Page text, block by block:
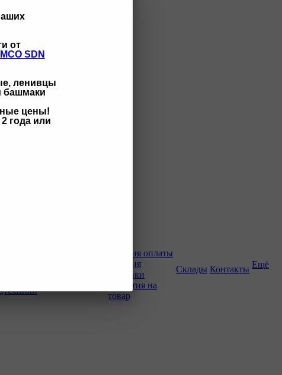
от
SDN
ленивцы
башмаки
цены!
года или
Условия оплаты
Условия
доставки
Гарантия на
товар
Склады Контакты Ещё